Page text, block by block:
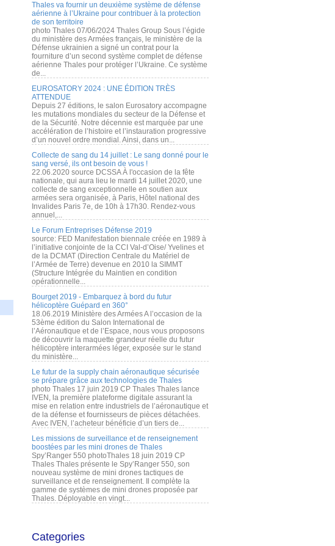
Thales va fournir un deuxième système de défense
aérienne à l’Ukraine pour contribuer à la protection
de son territoire
photo Thales 07/06/2024 Thales Group Sous l’égide
du ministère des Armées français, le ministère de la
Défense ukrainien a signé un contrat pour la
fourniture d’un second système complet de défense
aérienne Thales pour protéger l’Ukraine. Ce système
de...
EUROSATORY 2024 : UNE ÉDITION TRÈS
ATTENDUE
Depuis 27 éditions, le salon Eurosatory accompagne
les mutations mondiales du secteur de la Défense et
de la Sécurité. Notre décennie est marquée par une
accélération de l’histoire et l’instauration progressive
d’un nouvel ordre mondial. Ainsi, dans un...
Collecte de sang du 14 juillet : Le sang donné pour le
sang versé, ils ont besoin de vous !
22.06.2020 source DCSSA À l'occasion de la fête
nationale, qui aura lieu le mardi 14 juillet 2020, une
collecte de sang exceptionnelle en soutien aux
armées sera organisée, à Paris, Hôtel national des
Invalides Paris 7e, de 10h à 17h30. Rendez-vous
annuel,...
Le Forum Entreprises Défense 2019
source: FED Manifestation biennale créée en 1989 à
l’initiative conjointe de la CCI Val-d’Oise/ Yvelines et
de la DCMAT (Direction Centrale du Matériel de
l’Armée de Terre) devenue en 2010 la SIMMT
(Structure Intégrée du Maintien en condition
opérationnelle...
Bourget 2019 - Embarquez à bord du futur
hélicoptère Guépard en 360°
18.06.2019 Ministère des Armées A l’occasion de la
53ème édition du Salon International de
l’Aéronautique et de l’Espace, nous vous proposons
de découvrir la maquette grandeur réelle du futur
hélicoptère interarmées léger, exposée sur le stand
du ministère...
Le futur de la supply chain aéronautique sécurisée
se prépare grâce aux technologies de Thales
photo Thales 17 juin 2019 CP Thales Thales lance
IVEN, la première plateforme digitale assurant la
mise en relation entre industriels de l’aéronautique et
de la défense et fournisseurs de pièces détachées.
Avec IVEN, l’acheteur bénéficie d’un tiers de...
Les missions de surveillance et de renseignement
boostées par les mini drones de Thales
Spy’Ranger 550 photoThales 18 juin 2019 CP
Thales Thales présente le Spy’Ranger 550, son
nouveau système de mini drones tactiques de
surveillance et de renseignement. Il complète la
gamme de systèmes de mini drones proposée par
Thales. Déployable en vingt...
Categories